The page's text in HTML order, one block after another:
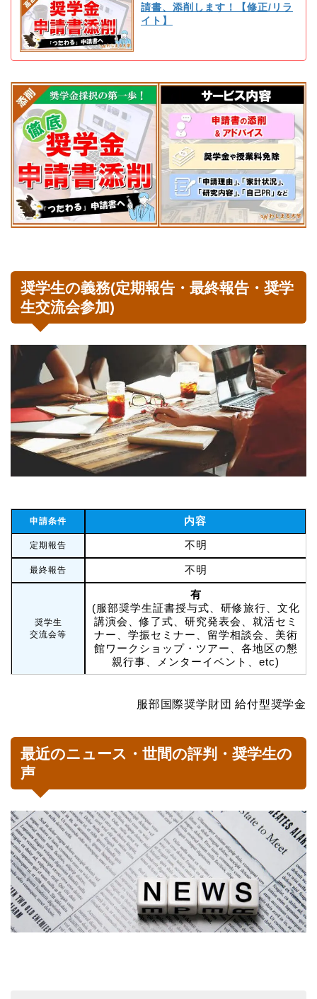
請書、添削します！【修正/リラ
イト】
奨学生の義務(定期報告・最終報告・奨学
生交流会参加)
申請条件 内容
定期報告 不明
最終報告 不明
奨学生
交流会等
有
(服部奨学生証書授与式、研修旅行、文化
講演会、修了式、研究発表会、就活セミ
ナー、学振セミナー、留学相談会、美術
館ワークショップ・ツアー、各地区の懇
親行事、メンターイベント、etc)
服部国際奨学財団 給付型奨学金
最近のニュース・世間の評判・奨学生の
声